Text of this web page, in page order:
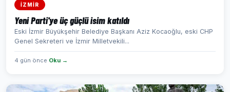
İZMİR
Yeni Parti'ye üç güçlü isim katıldı
Eski İzmir Büyükşehir Belediye Başkanı Aziz Kocaoğlu, eski CHP
Genel Sekreteri ve İzmir Milletvekili...
4 gün önce Oku →